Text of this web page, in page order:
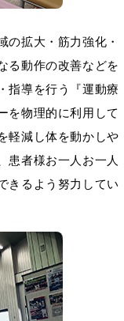
の拡大・筋力強化・
る動作の改善などを
指導を行う『運動療
を物理的に利用して
軽減し体を動かしや
患者様お一人お一人
きるよう努力してい